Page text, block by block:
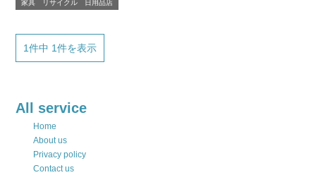
家具 リサイクル 日用品店
1件中 1件を表示
All service
Home
About us
Privacy policy
Contact us